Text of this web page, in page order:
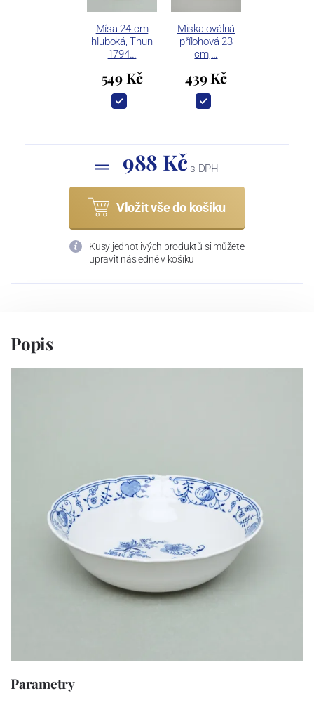
Mísa 24 cm
hluboká, Thun
1794…
549 Kč
Miska oválná
přílohová 23
cm,…
439 Kč
988 Kč s DPH
Vložit vše do košíku
Kusy jednotlivých produktů si můžete
upravit následně v košíku
Popis
Parametry